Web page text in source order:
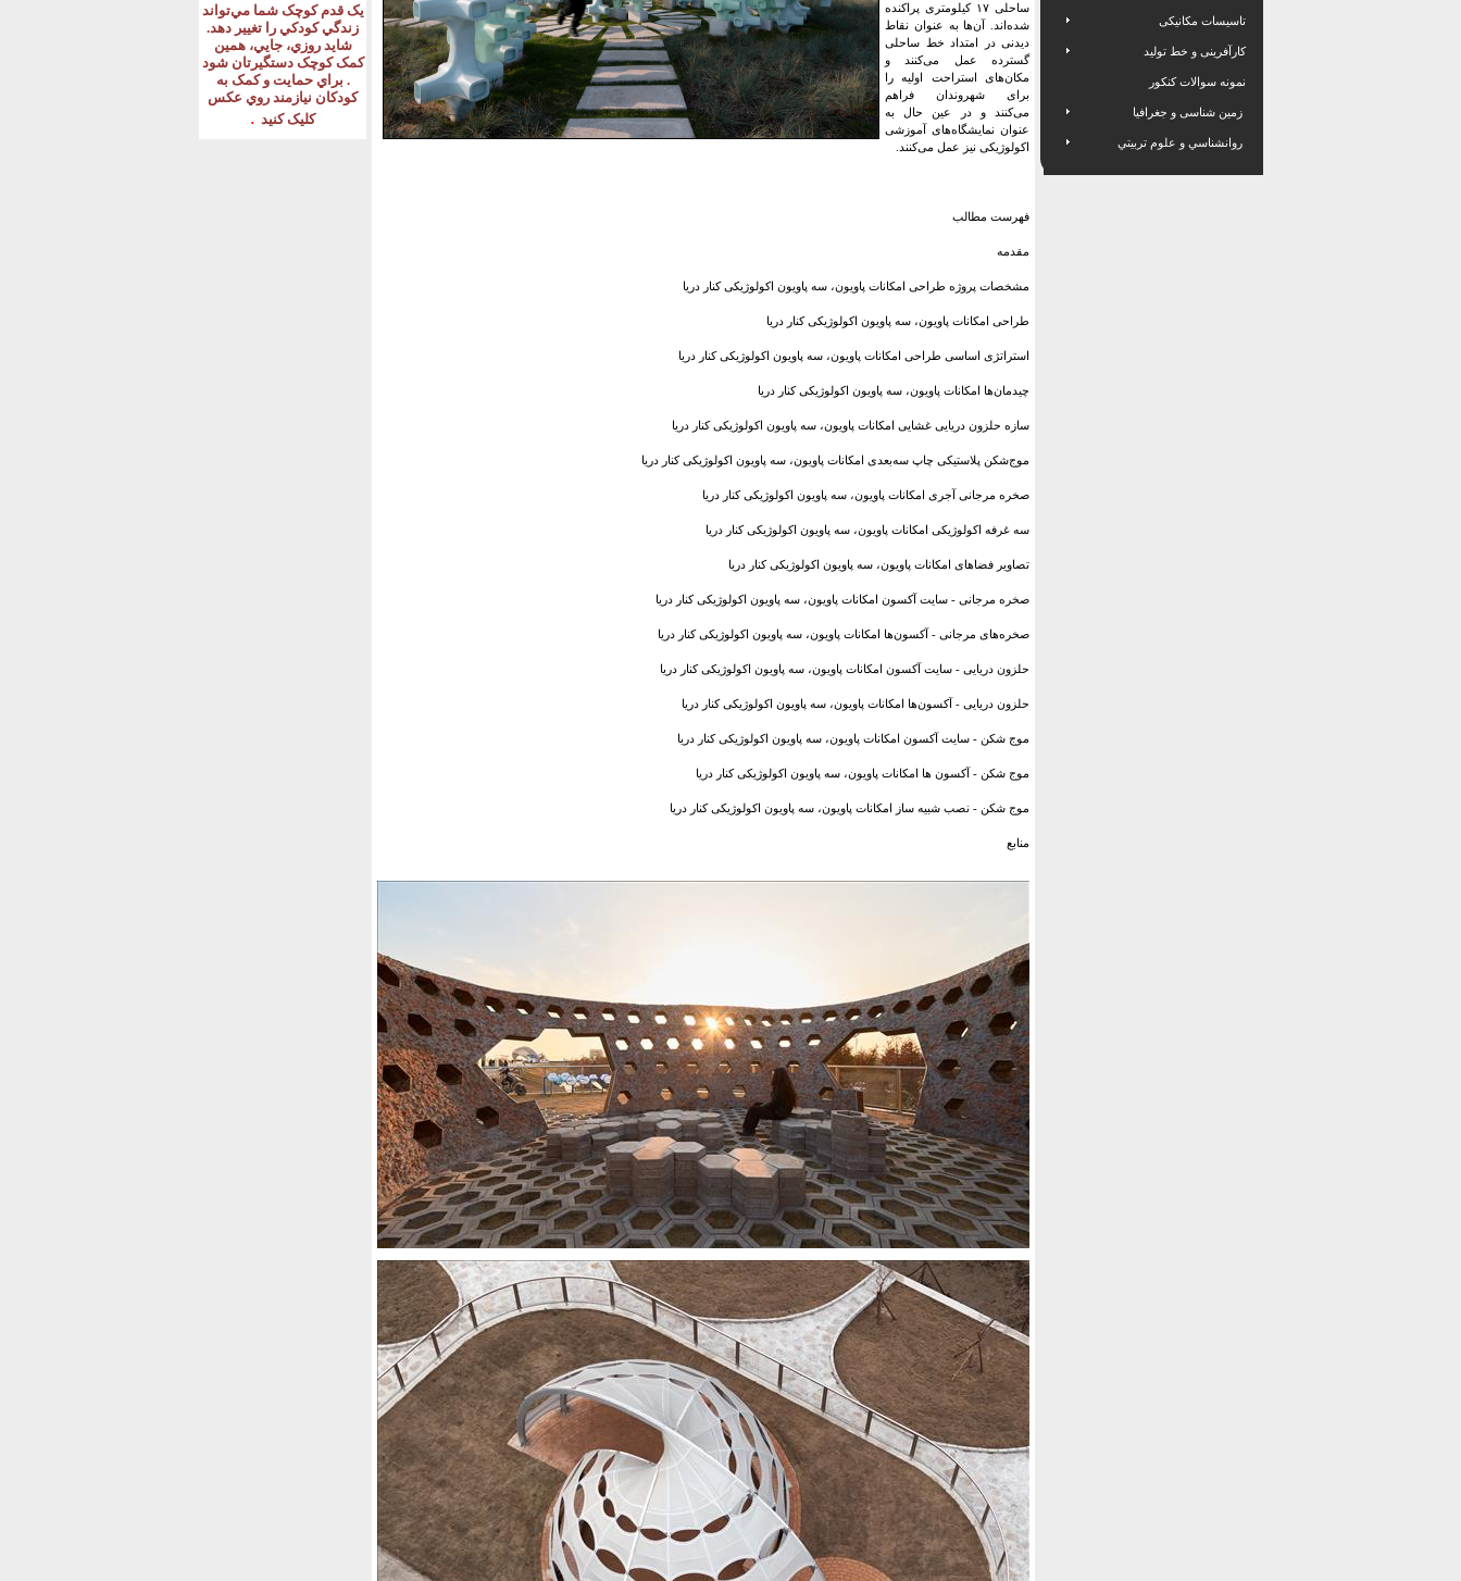
يک قدم کوچک شما مي‌تواند
زندگي کودکي را تغيير دهد.
شايد روزي، جايي، همين
کمک کوچک دستگيرتان شود
. براي حمايت و کمک به
کودکان نيازمند روي عکس
کليک کنيد .
ساحلی ۱۷ کیلومتری پراکنده
شده‌اند. آن‌ها به عنوان نقاط
دیدنی در امتداد خط ساحلی
گسترده عمل می‌کنند و
مکان‌های استراحت اولیه را
برای شهروندان فراهم
می‌کنند و در عین حال به
عنوان نمایشگاه‌های آموزشی
اکولوژیکی نیز عمل می‌کنند.
فهرست مطالب
مقدمه
مشخصات پروژه طراحی امکانات پاویون، سه پاویون اکولوژیکی کنار دریا
طراحی امکانات پاویون، سه پاویون اکولوژیکی کنار دریا
استراتژی اساسی طراحی امکانات پاویون، سه پاویون اکولوژیکی کنار دریا
چیدمان‌ها امکانات پاویون، سه پاویون اکولوژیکی کنار دریا
سازه حلزون دریایی غشایی امکانات پاویون، سه پاویون اکولوژیکی کنار دریا
موج‌شکن پلاستیکی چاپ سه‌بعدی امکانات پاویون، سه پاویون اکولوژیکی کنار دریا
صخره مرجانی آجری امکانات پاویون، سه پاویون اکولوژیکی کنار دریا
سه غرفه اکولوژیکی امکانات پاویون، سه پاویون اکولوژیکی کنار دریا
تصاویر فضاهای امکانات پاویون، سه پاویون اکولوژیکی کنار دریا
صخره مرجانی - سایت آکسون امکانات پاویون، سه پاویون اکولوژیکی کنار دریا
صخره‌های مرجانی - آکسون‌ها امکانات پاویون، سه پاویون اکولوژیکی کنار دریا
حلزون دریایی - سایت آکسون امکانات پاویون، سه پاویون اکولوژیکی کنار دریا
حلزون دریایی - آکسون‌ها امکانات پاویون، سه پاویون اکولوژیکی کنار دریا
موج شکن - سایت آکسون امکانات پاویون، سه پاویون اکولوژیکی کنار دریا
موج شکن - آکسون ها امکانات پاویون، سه پاویون اکولوژیکی کنار دریا
موج شکن - نصب شبیه ساز امکانات پاویون، سه پاویون اکولوژیکی کنار دریا
منابع
تاسیسات مکانیکی
کارآفرینی و خط تولید
نمونه سوالات کنکور
زمین شناسی و جغرافیا
روانشناسي و علوم تربيتي